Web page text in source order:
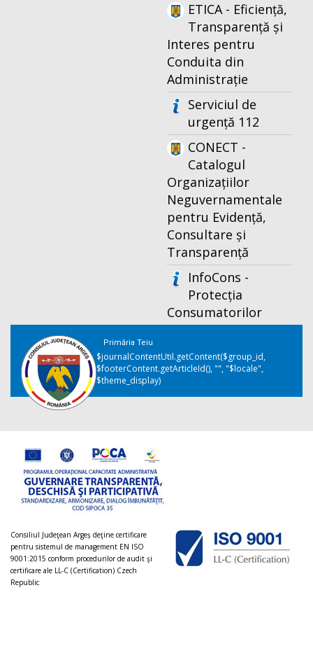
ETICA - Eficiență,
Transparență și
Interes pentru
Conduita din
Administrație
Serviciul de
urgență 112
CONECT -
Catalogul
Organizațiilor
Neguvernamentale
pentru Evidență,
Consultare și
Transparență
InfoCons -
Protecția
Consumatorilor
Primăria Teiu
$journalContentUtil.getContent($group_id,
$footerContent.getArticleId(), "", "$locale",
$theme_display)
Consiliul Judeţean Argeș deţine certificare
pentru sistemul de management EN ISO
9001:2015 conform procedurilor de audit şi
certificare ale LL-C (Certification) Czech
Republic